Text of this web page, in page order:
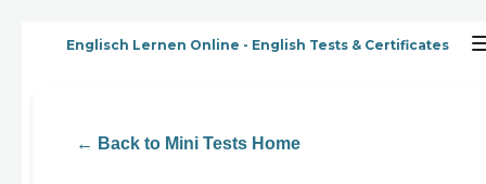
HauptinhaltEnglisch Lernen Online - English Tests & Certificates
← Back to Mini Tests Home